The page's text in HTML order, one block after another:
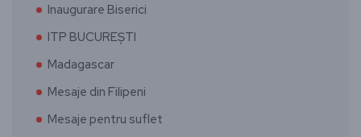
Inaugurare Biserici
ITP BUCUREȘTI
Madagascar
Mesaje din Filipeni
Mesaje pentru suflet